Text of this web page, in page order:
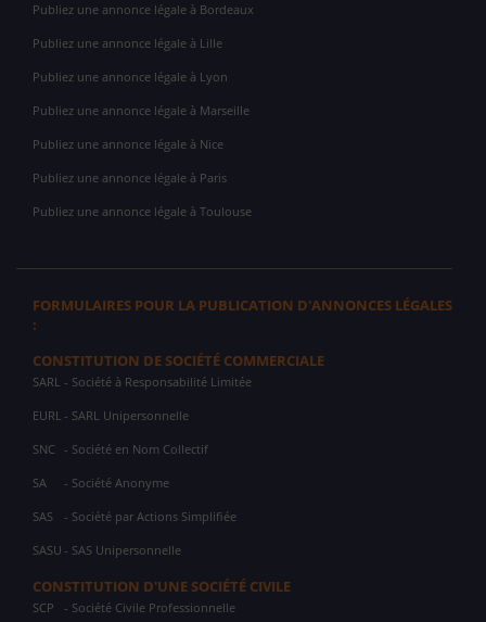
Publiez une annonce légale à Bordeaux
Publiez une annonce légale à Lille
Publiez une annonce légale à Lyon
Publiez une annonce légale à Marseille
Publiez une annonce légale à Nice
Publiez une annonce légale à Paris
Publiez une annonce légale à Toulouse
FORMULAIRES POUR LA PUBLICATION D'ANNONCES LÉGALES
:
CONSTITUTION DE SOCIÉTÉ COMMERCIALE
SARL - Société à Responsabilité Limitée
EURL - SARL Unipersonnelle
SNC - Société en Nom Collectif
SA - Société Anonyme
SAS - Société par Actions Simplifiée
SASU - SAS Unipersonnelle
CONSTITUTION D'UNE SOCIÉTÉ CIVILE
SCP - Société Civile Professionnelle